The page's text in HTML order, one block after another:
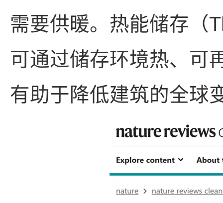
需要供暖。热能储存（
可通过储存环境热、可
有助于降低建筑的全球